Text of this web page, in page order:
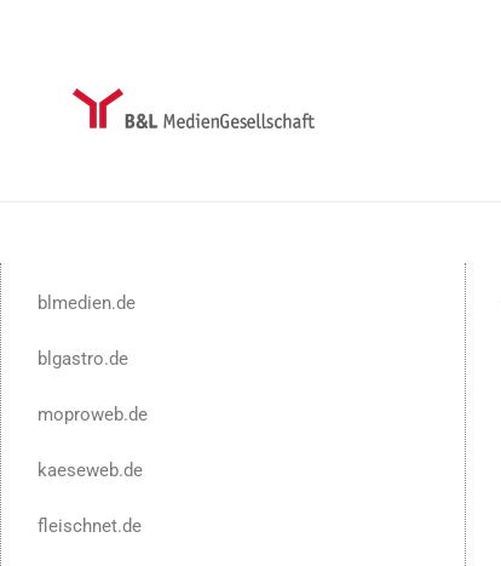
blmedien.de
blgastro.de
moproweb.de
kaeseweb.de
fleischnet.de